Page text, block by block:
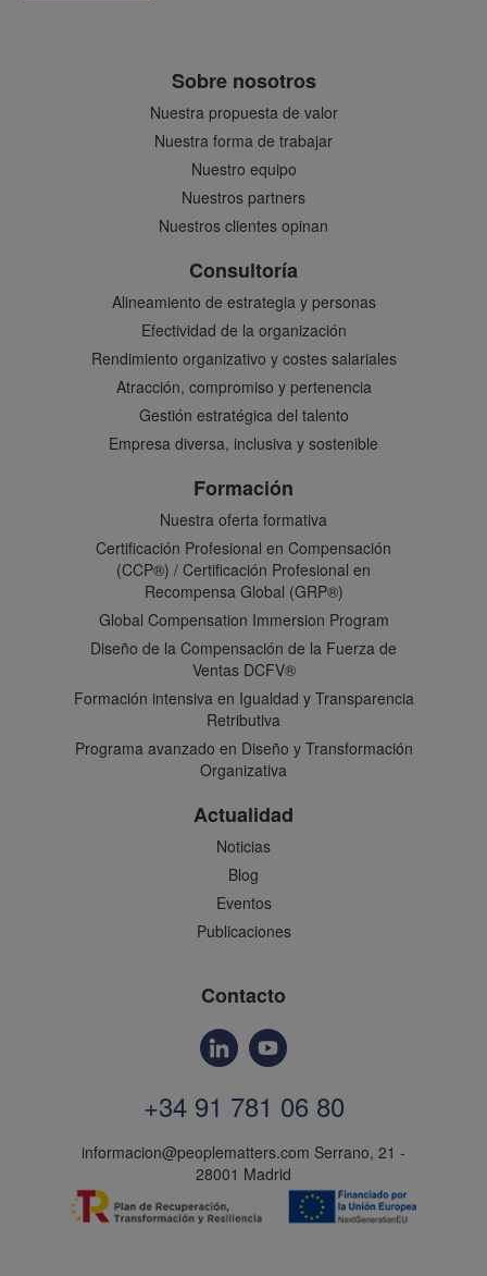
Sobre nosotros
Nuestra propuesta de valor
Nuestra forma de trabajar
Nuestro equipo
Nuestros partners
Nuestros clientes opinan
Consultoría
Alineamiento de estrategia y personas
Efectividad de la organización
Rendimiento organizativo y costes salariales
Atracción, compromiso y pertenencia
Gestión estratégica del talento
Empresa diversa, inclusiva y sostenible
Formación
Nuestra oferta formativa
Certificación Profesional en Compensación
(CCP®) / Certificación Profesional en
Recompensa Global (GRP®)
Global Compensation Immersion Program
Diseño de la Compensación de la Fuerza de
Ventas DCFV®
Formación intensiva en Igualdad y Transparencia
Retributiva
Programa avanzado en Diseño y Transformación
Organizativa
Actualidad
Noticias
Blog
Eventos
Publicaciones
Contacto
+34 91 781 06 80
informacion@peoplematters.com Serrano, 21 -
28001 Madrid